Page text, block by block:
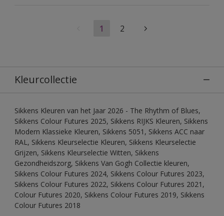
1 2
Kleurcollectie
Sikkens Kleuren van het Jaar 2026 - The Rhythm of Blues,
Sikkens Colour Futures 2025, Sikkens RIJKS Kleuren, Sikkens
Modern Klassieke Kleuren, Sikkens 5051, Sikkens ACC naar
RAL, Sikkens Kleurselectie Kleuren, Sikkens Kleurselectie
Grijzen, Sikkens Kleurselectie Witten, Sikkens
Gezondheidszorg, Sikkens Van Gogh Collectie kleuren,
Sikkens Colour Futures 2024, Sikkens Colour Futures 2023,
Sikkens Colour Futures 2022, Sikkens Colour Futures 2021,
Colour Futures 2020, Sikkens Colour Futures 2019, Sikkens
Colour Futures 2018